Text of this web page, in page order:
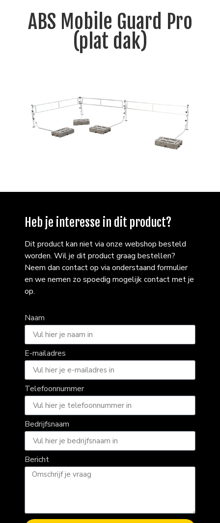
ABS Mobile Guard Pro
(plat dak)
Heb je interesse in dit product?
Dit product kan niet via onze webshop besteld
worden. Wil je dit product graag bestellen?
Neem dan contact op via onderstaand formulier
en we nemen zo spoedig mogelijk contact met je
op.
Naam
E-mailadres
Telefoonnummer
Bedrijfsnaam
Bericht